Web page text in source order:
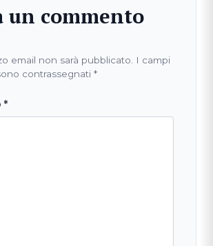
un commento
email non sarà pubblicato.
I campi
contrassegnati *
*